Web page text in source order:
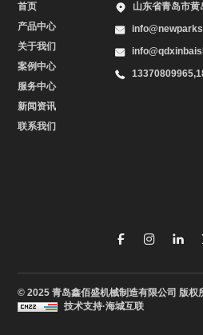
首页
产品中心
关于我们
案例中心
服务中心
新闻资讯
联系我们
山东省青岛市
© 2025 青岛鑫佰盛机械制造有限公司 版权
技术支持·海城互联